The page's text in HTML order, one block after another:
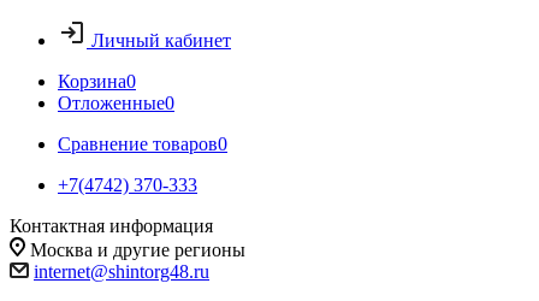
Личный кабинет
Корзина0
Отложенные0
Сравнение товаров0
+7(4742) 370-333
Контактная информация
Москва и другие регионы
internet@shintorg48.ru